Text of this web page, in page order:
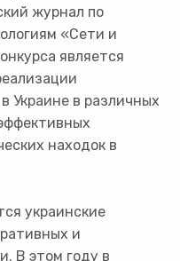
журнал по
«Сети и
является
Украине в различных
находок в
украинские
и
В этом году в